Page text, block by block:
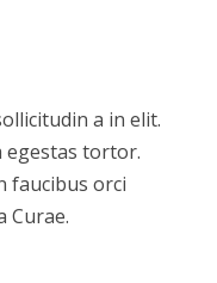
a in elit.
egestas tortor.
faucibus orci
Curae.